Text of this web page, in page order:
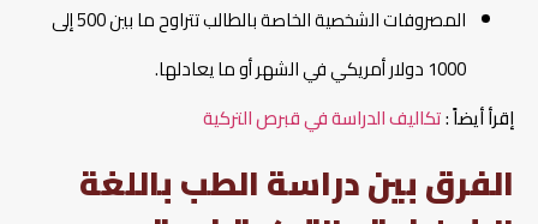
المصروفات الشخصية الخاصة بالطالب تتراوح ما بين 500 إلى
1000 دولار أمريكي في الشهر أو ما يعادلها.
إقرأ أيضاً :تكاليف الدراسة في قبرص التركية
الفرق بين دراسة الطب باللغة